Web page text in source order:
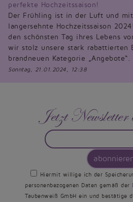
perfekte Hochzeitssaison!
Der Frühling ist in der Luft und
langersehnte Hochzeitssaison
den schönsten Tag ihres Lebens
wir stolz unsere stark rabattierten
brandneuen Kategorie „Angebote“.
Sonntag, 21.01.2024, 12:38
Jetzt Newsletter
Hiermit willige ich der
personenbezogenen Daten gemäß der
Taubenweiß GmbH ein und bestätige